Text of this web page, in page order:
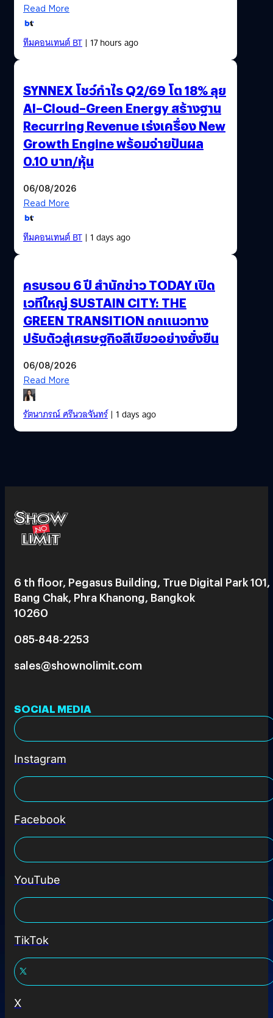
Read More
ทีมคอนเทนต์ BT| 17 hours ago
SYNNEX โชว์กำไร Q2/69 โต 18% ลุย
AI–Cloud–Green Energy สร้างฐาน
Recurring Revenue เร่งเครื่อง New
Growth Engine พร้อมจ่ายปันผล
0.10 บาท/หุ้น
06/08/2026
Read More
ทีมคอนเทนต์ BT| 1 days ago
ครบรอบ 6 ปี สำนักข่าว TODAY เปิด
เวทีใหญ่ SUSTAIN CITY: THE
GREEN TRANSITION ถกแนวทาง
ปรับตัวสู่เศรษฐกิจสีเขียวอย่างยั่งยืน
06/08/2026
Read More
รัตนาภรณ์ ศรีนวลจันทร์| 1 days ago
6 th floor, Pegasus Building, True Digital Park 101,
Bang Chak, Phra Khanong, Bangkok
10260
085-848-2253
sales@shownolimit.com
SOCIAL MEDIA
Instagram
Facebook
YouTube
TikTok
X